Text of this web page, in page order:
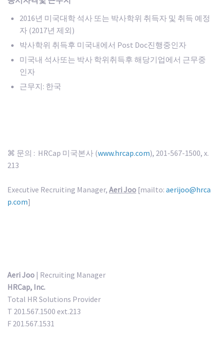
2016년 미국대학 석사 또는 박사학위 취득자 및 취득 예정
자 (2017년 제외)
박사학위 취득후 미국내에서 Post Doc진행중인자
미국내 석사또는 박사 학위취득후 해당기업에서 근무중
인자
근무지: 한국
⌘ 문의 : HRCap 미국본사 (www.hrcap.com), 201-567-1500, x.
213
Executive Recruiting Manager, Aeri Joo [mailto: aerijoo@hrca
p.com]
Aeri Joo | Recruiting Manager
HRCap, Inc.
Total HR Solutions Provider
T 201.567.1500 ext.213
F 201.567.1531